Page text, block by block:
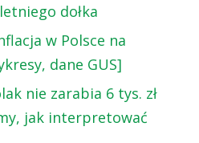
dołka
w Polsce na
dane GUS]
nie zarabia 6 tys. zł
jak interpretować